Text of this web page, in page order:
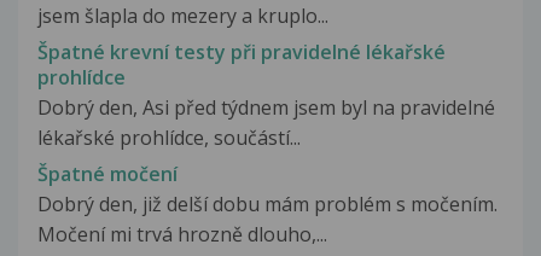
jsem šlapla do mezery a kruplo...
Špatné krevní testy při pravidelné lékařské
prohlídce
Dobrý den, Asi před týdnem jsem byl na pravidelné
lékařské prohlídce, součástí...
Špatné močení
Dobrý den, již delší dobu mám problém s močením.
Močení mi trvá hrozně dlouho,...